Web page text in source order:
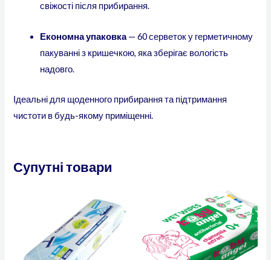
свіжості після прибирання.
Економна упаковка— 60 серветок у герметичному
пакуванні з кришечкою, яка зберігає вологість
надовго.
Ідеальні для щоденного прибирання та підтримання
чистоти в будь-якому приміщенні.
Супутні товари